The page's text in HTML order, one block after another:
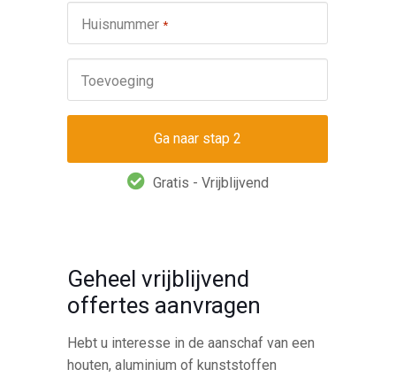
Huisnummer *
Toevoeging
Gratis - Vrijblijvend
Geheel vrijblijvend
offertes aanvragen
Hebt u interesse in de aanschaf van een
houten, aluminium of kunststoffen